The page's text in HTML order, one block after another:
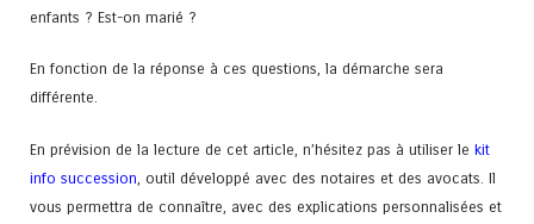
enfants ? Est-on marié ?
En fonction de la réponse à ces questions, la démarche sera
différente.
En prévision de la lecture de cet article, n’hésitez pas à utiliser le kit
info succession , outil développé avec des notaires et des avocats. Il
vous permettra de connaître, avec des explications personnalisées et